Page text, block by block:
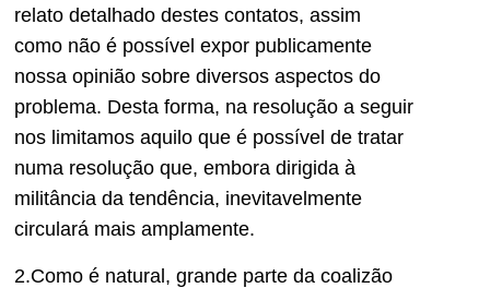
relato detalhado destes contatos, assim
como não é possível expor publicamente
nossa opinião sobre diversos aspectos do
problema. Desta forma, na resolução a seguir
nos limitamos aquilo que é possível de tratar
numa resolução que, embora dirigida à
militância da tendência, inevitavelmente
circulará mais amplamente.
2.Como é natural, grande parte da coalizão